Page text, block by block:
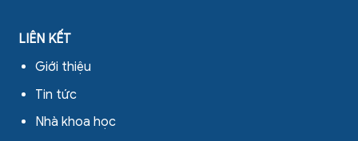
LIÊN KẾT
Giới thiệu
Tin tức
Nhà khoa học